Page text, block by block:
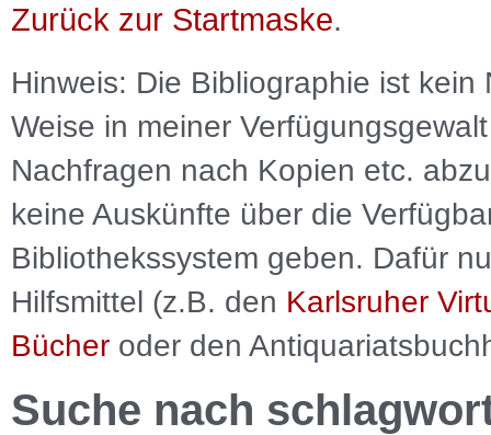
Zurück zur Startmaske.
Hinweis: Die Bibliographie ist kein
Weise in meiner
Nachfragen nach Kopien etc.
keine Auskünfte über die
Bibliothekssystem geben. Dafür
Hilfsmittel (z.B. den Karlsruher
Bücher oder den
Suche nach